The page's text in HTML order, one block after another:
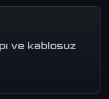
ve kablosuz